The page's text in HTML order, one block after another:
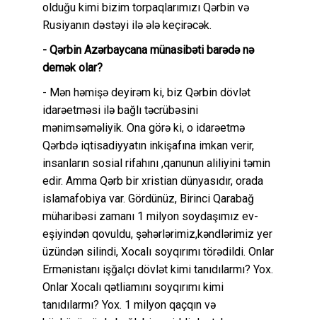
olduğu kimi bizim torpaqlarımızı Qərbin və
Rusiyanın dəstəyi ilə ələ keçirəcək.
- Qərbin Azərbaycana münasibəti barədə nə
demək olar?
- Mən həmişə deyirəm ki, biz Qərbin dövlət
idarəetməsi ilə bağlı təcrübəsini
mənimsəməliyik. Ona görə ki, o idarəetmə
Qərbdə iqtisadiyyatın inkişafına imkan verir,
insanların sosial rifahını ,qanunun aliliyini təmin
edir. Amma Qərb bir xristian dünyasıdır, orada
islamafobiya var. Gördünüz, Birinci Qarabağ
müharibəsi zamanı 1 milyon soydaşımız ev-
eşiyindən qovuldu, şəhərlərimiz,kəndlərimiz yer
üzündən silindi, Xocalı soyqırımı törədildi. Onlar
Ermənistanı işğalçı dövlət kimi tanıdılarmı? Yox.
Onlar Xocalı qətliamını soyqırımı kimi
tanıdılarmı? Yox. 1 milyon qaçqın və